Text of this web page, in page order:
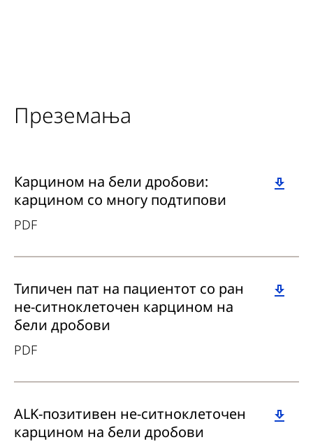
Преземања
Download
Карцином на бели дробови:
карцином со многу подтипови
PDF
Download
Типичен пат на пациентот со ран
не-ситноклеточен карцином на
бели дробови
PDF
Download
ALK-позитивен не-ситноклеточен
карцином на бели дробови